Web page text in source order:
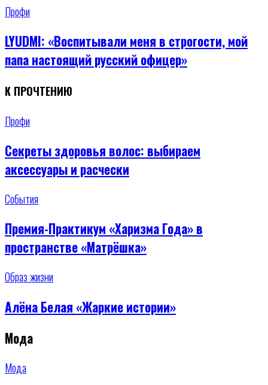
Профи
LYUDMI: «Воспитывали меня в строгости, мой
папа настоящий русский офицер»
К ПРОЧТЕНИЮ
Профи
Секреты здоровья волос: выбираем
аксессуары и расчески
События
Премия-Практикум «Харизма Года» в
пространстве «Матрёшка»
Образ жизни
Алёна Белая «Жаркие истории»
Мода
Мода